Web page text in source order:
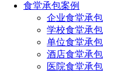
食堂承包案例
企业食堂承包
学校食堂承包
单位食堂承包
酒店食堂承包
医院食堂承包